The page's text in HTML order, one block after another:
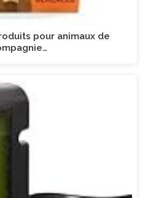
pour animaux de